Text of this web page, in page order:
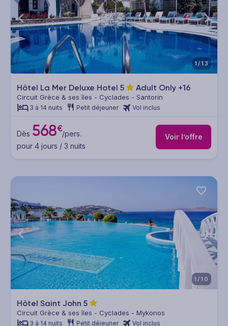
1/13
Hôtel La Mer Deluxe Hotel 5 Adult Only +16
Circuit Grèce & ses îles - Cyclades - Santorin
3 à 14 nuits Petit déjeuner Vol inclus
Dès 568€/pers.
pour 4 jours / 3 nuits
Voir l’offre
1/10
Hôtel Saint John 5
Circuit Grèce & ses îles - Cyclades - Mykonos
3 à 14 nuits Petit déjeuner Vol inclus